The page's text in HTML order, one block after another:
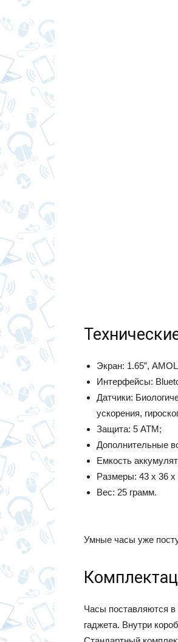
Экран: 1.65”,
Интерфейсы:
Датчики:
ускорения,
Защита: 5 АТМ;
Дополнительные
Емкость
Размеры: 43 х 36
Вес: 25 грамм.
Умные часы уже
Часы поставляются в
гаджета. Внутри